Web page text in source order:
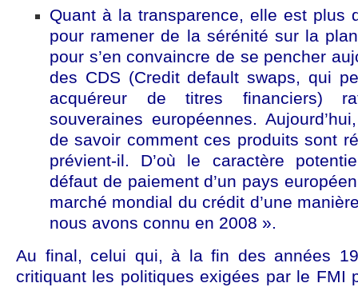
Quant à la transparence, elle est plus
pour ramener de la sérénité sur la
pour s’en convaincre de se pencher
des CDS (Credit default swaps, qui
acquéreur de titres financiers)
souveraines européennes.
de savoir comment ces produits sont
prévient-il. D’où le caractère
défaut de paiement d’un pays
marché mondial du crédit d’une
nous avons connu en 2008 ».
Au final, celui qui, à la fin des années
critiquant les politiques exigées par le FMI